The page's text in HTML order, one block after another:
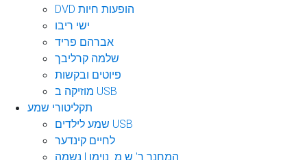
DVD הופעות חיות
ישי ריבו
אברהם פריד
שלמה קרליבך
פיוטים ובקשות
מוזיקה ב USB
תקליטורי שמע
שמע לילדים USB
לחיים קינדער
המחנך ר' ש.מ. נוימן | נשמה